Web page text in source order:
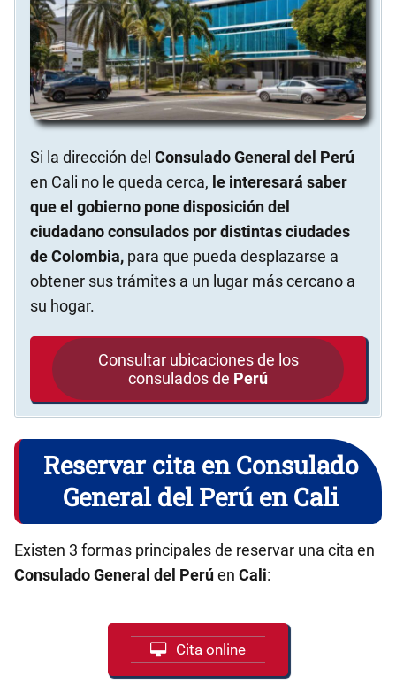
Si la dirección del Consulado General del Perú
en Cali no le queda cerca, le interesará saber
que el gobierno pone disposición del
ciudadano consulados por distintas ciudades
de Colombia, para que pueda desplazarse a
obtener sus trámites a un lugar más cercano a
su hogar.
Consultar ubicaciones de los
consulados de Perú
Reservar cita en Consulado
General del Perú en Cali
Existen 3 formas principales de reservar una cita en
Consulado General del Perúen Cali:
Cita online